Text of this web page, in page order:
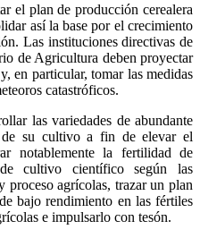
el plan de producción cerealera
así la base por el crecimiento
Las instituciones directivas de
de Agricultura deben proyectar
en particular, tomar las medidas
catastróficos.
las variedades de abundante
de su cultivo a fin de elevar el
notablemente la fertilidad de
cultivo científico según las
proceso agrícolas, trazar un plan
bajo rendimiento en las fértiles
e impulsarlo con tesón.